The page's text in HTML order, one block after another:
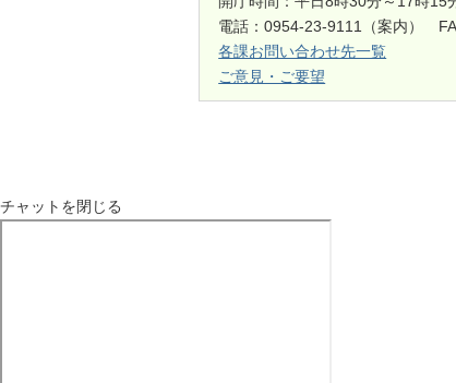
電話：0954-23-9111（案内）
各課お問い合わせ先一覧
ご意見・ご要望
チャットを閉じる